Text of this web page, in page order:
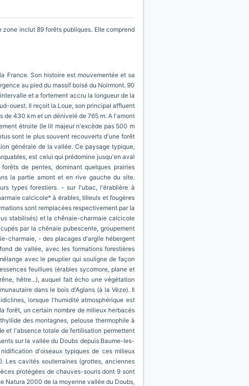
inclut 89 forêts publiques. Elle comprend
France. Son histoire est mouvementée et sa
au pied du massif boisé du Noirmont. 90
et a fortement accru la longueur de la
ouest. Il reçoit la Loue, son principal affluent
de 430 km et un dénivelé de 765 m. A l'amont
étroite (le lit majeur n'excède pas 500 m
sont le plus souvent recouverts d'une forêt
générale de la vallée. Ce paysage typique,
est celui qui prédomine jusqu'en aval
de pentes, dominant quelques prairies
la partie amont et en rive gauche du site.
types forestiers. - sur l'ubac, l'érablière à
calcicole* à érables, tilleuls et fougères
sont remplacées respectivement par la
stabilisés) et la chênaie-charmaie calcicole
par la chênaie pubescente, groupement
charmaie, - des placages d'argile hébergent
de vallée, avec les formations forestières
avec le peuplier qui souligne de façon
feuillues (érables sycomore, plane et
hêtre...), auquel fait écho une végétation
dans le bois d'Aglans (à la Vèze). Il
lorsque l'humidité atmosphérique est
forêt, un certain nombre de milieux herbacés
des montagnes, pelouse thermophile à
et l'absence totale de fertilisation permettent
sur la vallée du Doubs depuis Baume-les-
d'oiseaux typiques de ces milieux
Les cavités souterraines (grottes, anciennes
protégées de chauves-souris dont 9 sont
Natura 2000 de la moyenne vallée du Doubs,